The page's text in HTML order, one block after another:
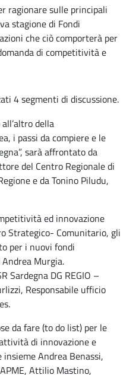
ragionare sulle principali
stagione di Fondi
che ciò comporterà per
di competitività e
4 segmenti di discussione.
della
i passi da compiere e le
sarà affrontato da
del Centro Regionale di
e da Tonino Piludu,
ed innovazione
Strategico- Comunitario, gli
per i nuovi fondi
Murgia.
Sardegna DG REGIO –
Responsabile ufficio
da fare (to do list) per le
di innovazione e
insieme Andrea Benassi,
Attilio Mastino,